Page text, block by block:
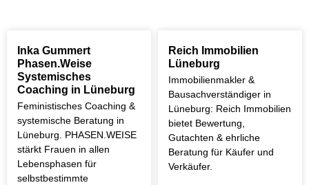
Inka Gummert
Phasen.Weise
Systemisches
Coaching in Lüneburg
Feministisches Coaching &
systemische Beratung in
Lüneburg. PHASEN.WEISE
stärkt Frauen in allen
Lebensphasen für
selbstbestimmte
Reich Immobilien
Lüneburg
Immobilienmakler &
Bausachverständiger in
Lüneburg: Reich Immobilien
bietet Bewertung,
Gutachten & ehrliche
Beratung für Käufer und
Verkäufer.